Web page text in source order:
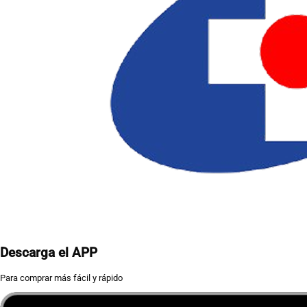
Descarga el APP
Para comprar más fácil y rápido